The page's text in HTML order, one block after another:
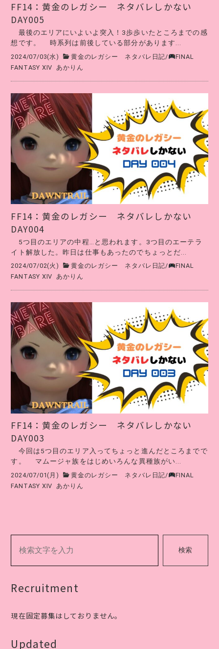
FF14：黄金のレガシー ネタバレしかない
DAY005
最後のエリアにいよいよ突入！3歩歩いたところまでの感
想です。 時系列は前後している部分があります...
2024/07/03(水) 黄金のレガシー ネタバレ日記/
FINAL
FANTASY XIV
あかりん
FF14：黄金のレガシー ネタバレしかない
DAY004
5つ目のエリアの中程…と思われます。3つ目のエーテラ
イト解放した。昨日は仕事もあったのでちょっとだ...
2024/07/02(火) 黄金のレガシー ネタバレ日記/
FINAL
FANTASY XIV
あかりん
FF14：黄金のレガシー ネタバレしかない
DAY003
今回は5つ目のエリア入ってちょっと進んだところまでで
す。 マムージャ族をはじめいろんな異種族がい...
2024/07/01(月) 黄金のレガシー ネタバレ日記/
FINAL
FANTASY XIV
あかりん
検索
Recruitment
現在固定募集はしておりません。
Updated